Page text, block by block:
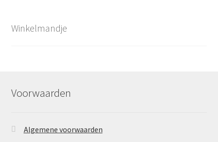
Winkelmandje
Voorwaarden
Algemene voorwaarden